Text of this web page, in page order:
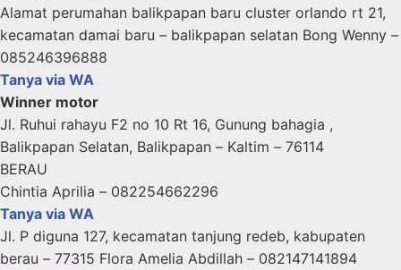
Alamat perumahan balikpapan baru cluster orlando rt 21,
kecamatan damai baru – balikpapan selatan Bong Wenny –
085246396888
Tanya via WA
Winner motor
Jl. Ruhui rahayu F2 no 10 Rt 16, Gunung bahagia ,
Balikpapan Selatan, Balikpapan – Kaltim – 76114
BERAU
Chintia Aprilia – 082254662296
Tanya via WA
Jl. P diguna 127, kecamatan tanjung redeb, kabupaten
berau – 77315 Flora Amelia Abdillah – 082147141894